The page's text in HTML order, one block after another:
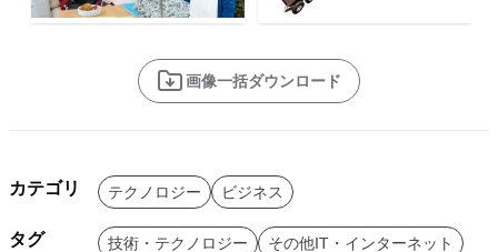
画像一括ダウンロード
カテゴリ テクノロジー ビジネス
タグ 技術・テクノロジー
その他IT・インターネット